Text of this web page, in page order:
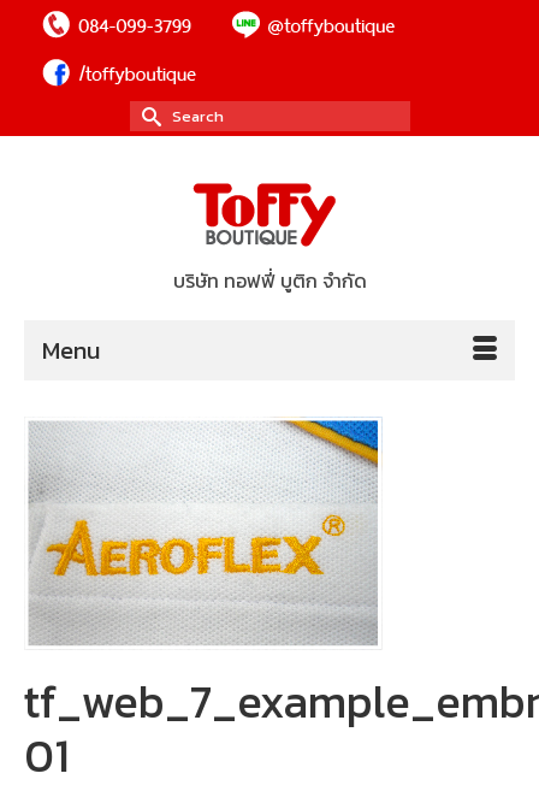
Search
for:
บริษัท ทอฟฟี่ บูติก จำกัด
Menu
01